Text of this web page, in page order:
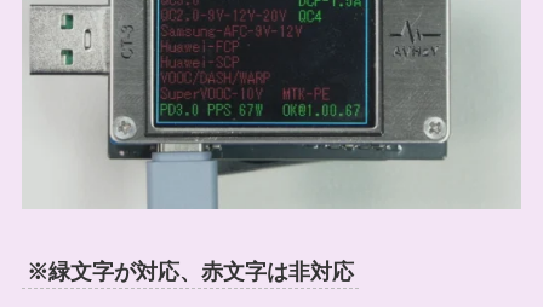
※緑文字が対応、赤文字は非対応